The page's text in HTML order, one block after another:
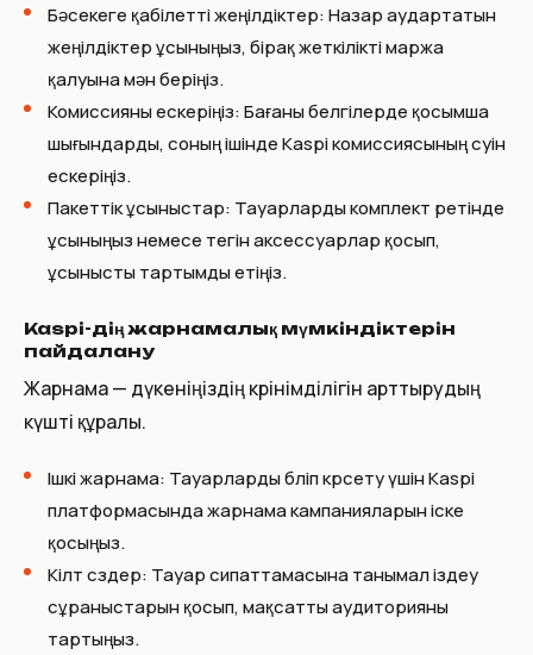
Бәсекеге қабілетті жеңілдіктер: Назар аудартатын
жеңілдіктер ұсыныңыз, бірақ жеткілікті маржа
қалуына мән беріңіз.
Комиссияны ескеріңіз: Бағаны белгілерде қосымша
шығындарды, соның ішінде Kaspi комиссиясының өсуін
ескеріңіз.
Пакеттік ұсыныстар: Тауарларды комплект ретінде
ұсыныңыз немесе тегін аксессуарлар қосып,
ұсынысты тартымды етіңіз.
Kaspi-дің жарнамалық мүмкіндіктерін
пайдалану
Жарнама — дүкеніңіздің көрінімділігін арттырудың
күшті құралы.
Ішкі жарнама: Тауарларды бөліп көрсету үшін Kaspi
платформасында жарнама кампанияларын іске
қосыңыз.
Кілт сөздер: Тауар сипаттамасына танымал іздеу
сұраныстарын қосып, мақсатты аудиторияны
тартыңыз.